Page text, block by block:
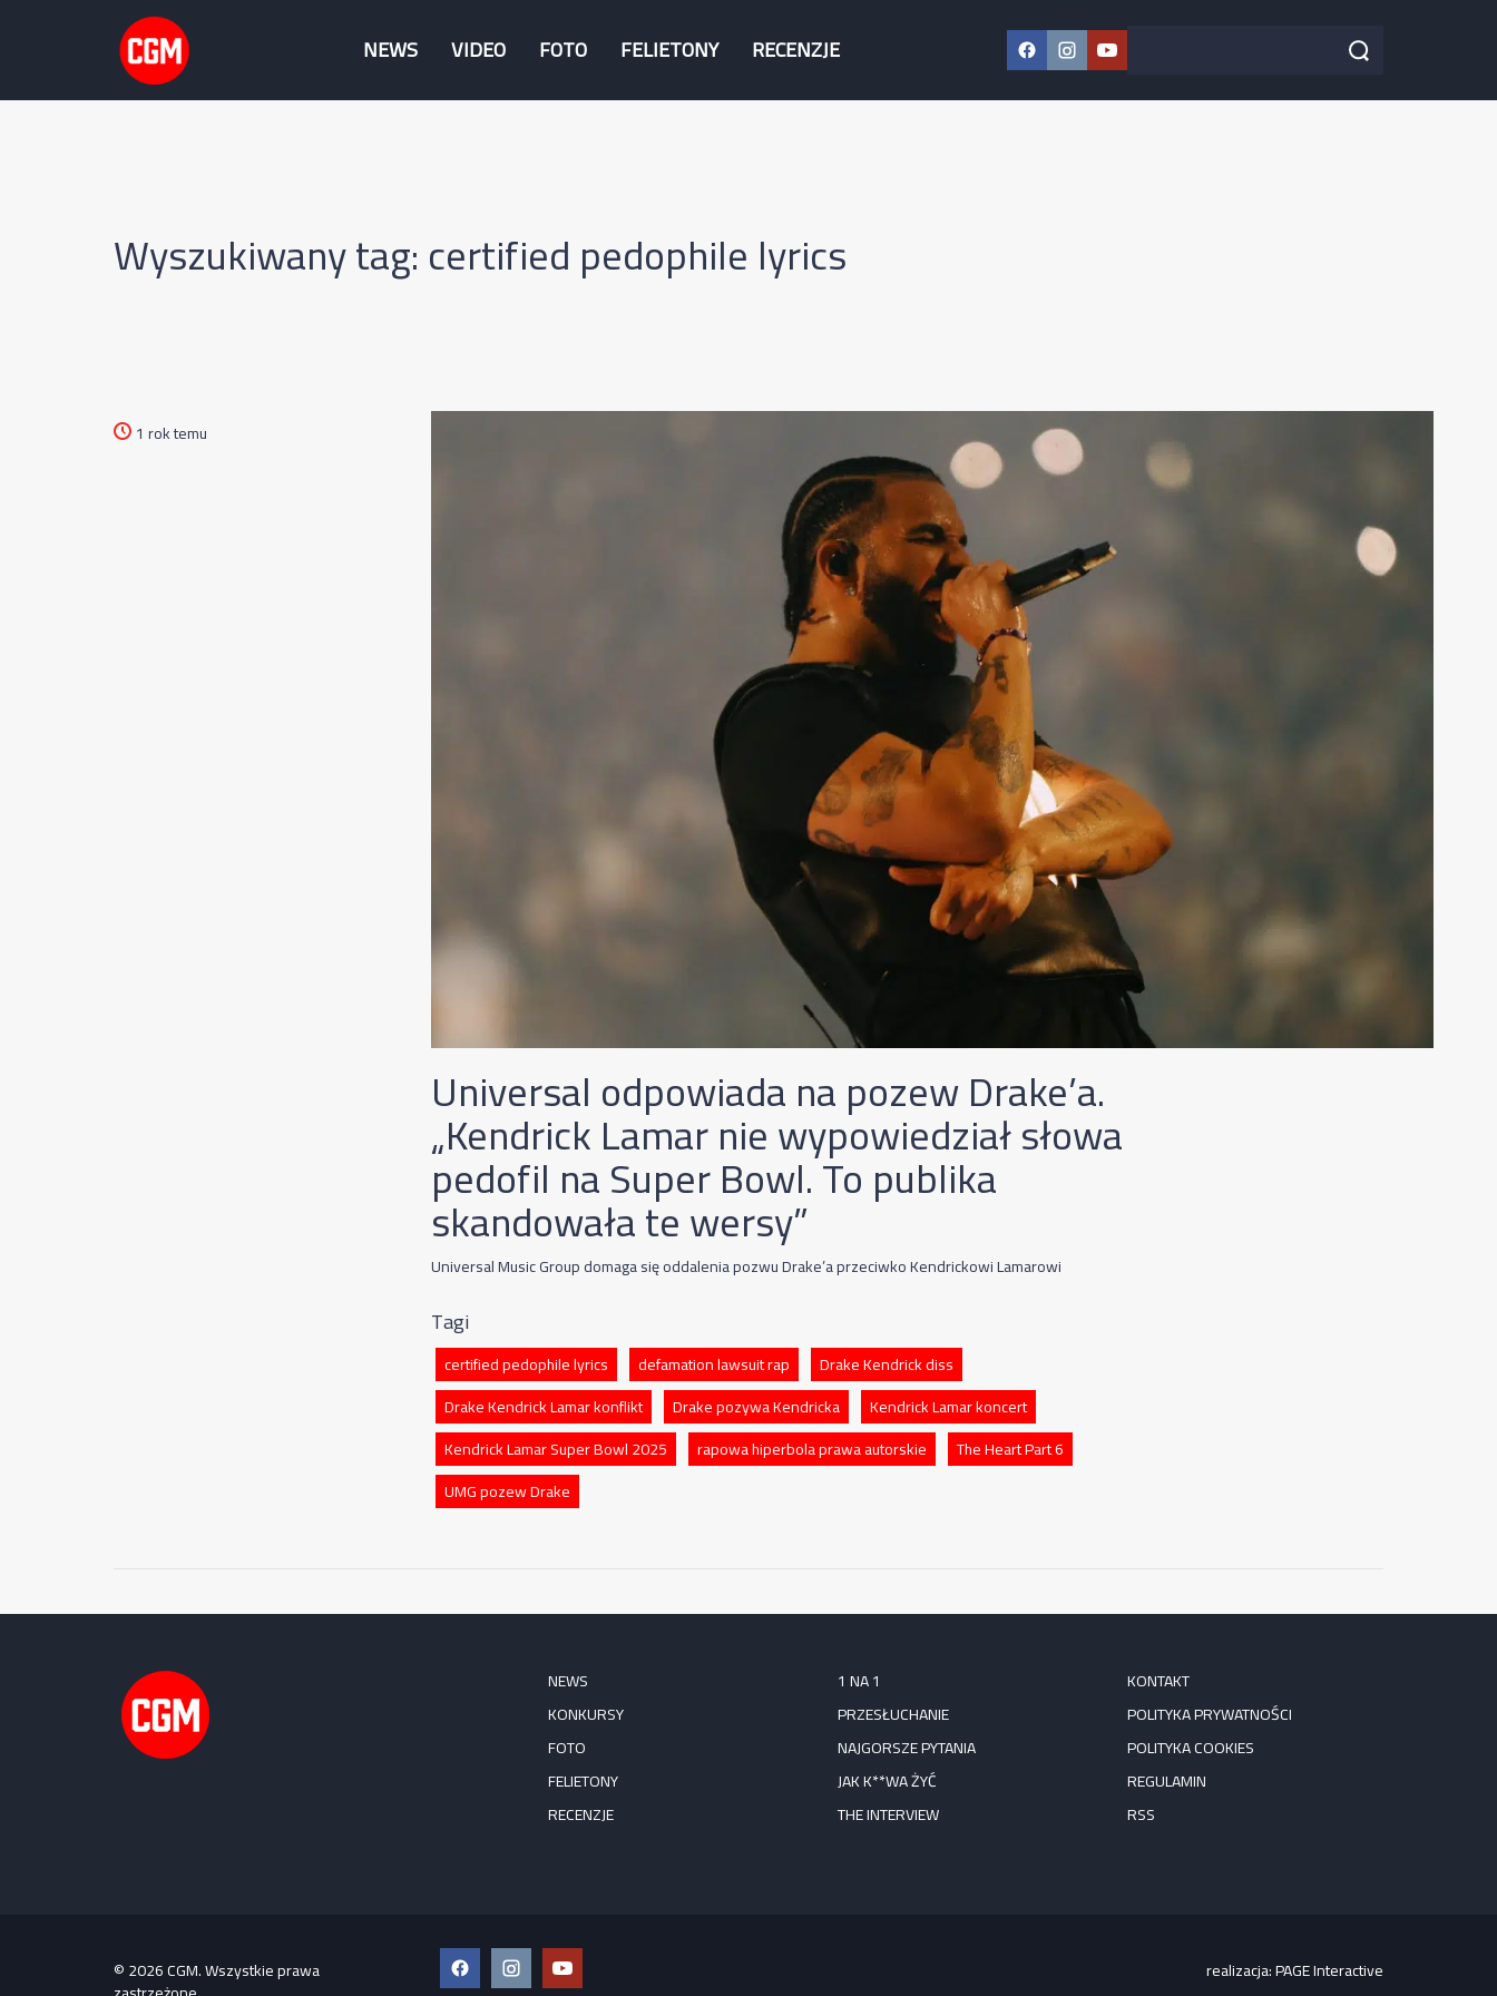
NEWS VIDEO FOTO FELIETONY RECENZJE Facebook
Instagram
YouTube
Szukaj w serwisie Szukaj
Wyszukiwany tag: certified pedophile lyrics
1 rok temu
Universal odpowiada na pozew Drake’a.
„Kendrick Lamar nie wypowiedział słowa
pedofil na Super Bowl. To publika
skandowała te wersy”
Universal Music Group domaga się oddalenia pozwu Drake’a przeciwko Kendrickowi Lamarowi
Tagi
certified pedophile lyrics defamation lawsuit rap
Drake Kendrick diss
Drake Kendrick Lamar konflikt
Drake pozywa Kendricka
Kendrick Lamar koncert
Kendrick Lamar Super Bowl 2025
rapowa hiperbola prawa autorskie
The Heart Part 6
UMG pozew Drake
NEWS
KONKURSY
FOTO
FELIETONY
RECENZJE
1 NA 1
PRZESŁUCHANIE
NAJGORSZE PYTANIA
JAK K**WA ŻYĆ
THE INTERVIEW
KONTAKT
POLITYKA PRYWATNOŚCI
POLITYKA COOKIES
REGULAMIN
RSS
© 2026 CGM. Wszystkie prawa FacebookInstagramYouTube realizacja:PAGE Interactive